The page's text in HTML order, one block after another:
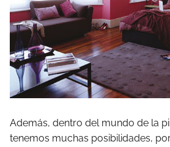
Además, dentro del mundo de la
tenemos muchas posibilidades,